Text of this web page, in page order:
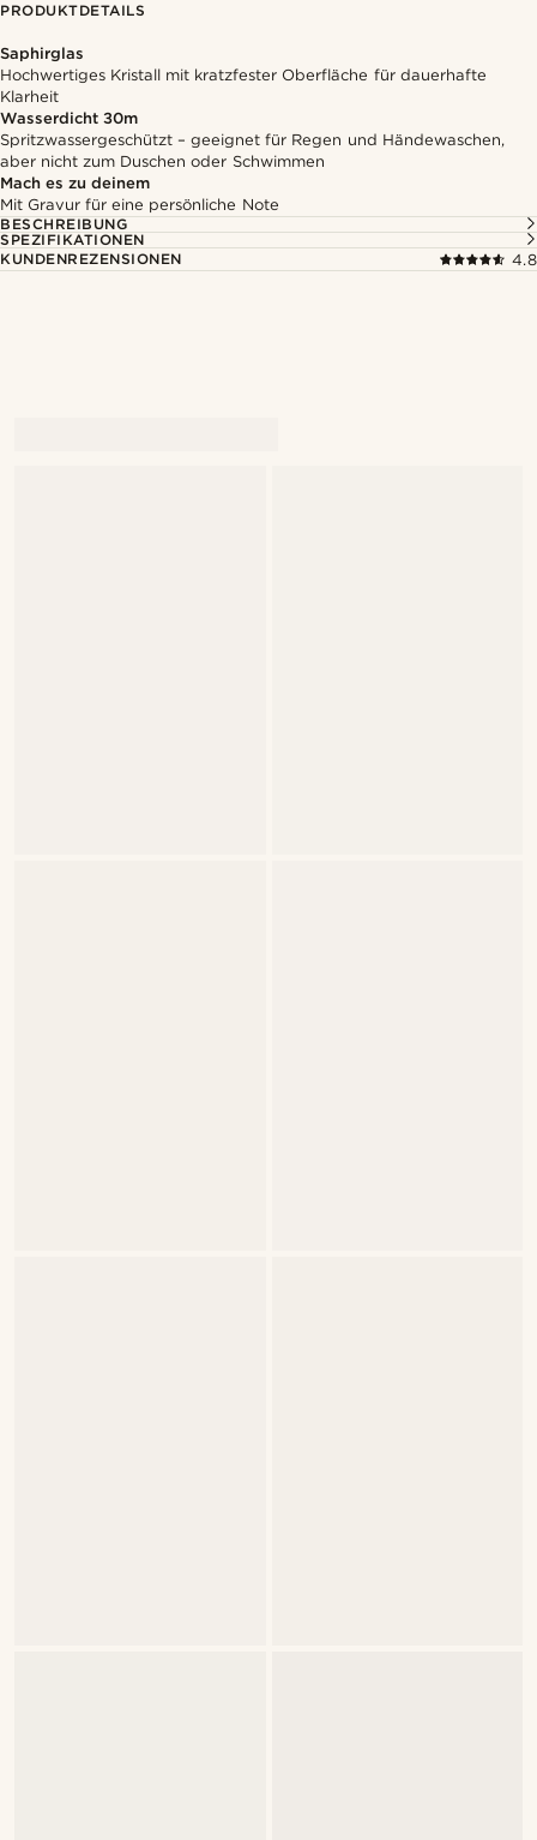
PRODUKTDETAILS
Saphirglas
Hochwertiges Kristall mit kratzfester Oberfläche für dauerhafte
Klarheit
Wasserdicht 30m
Spritzwassergeschützt – geeignet für Regen und Händewaschen,
aber nicht zum Duschen oder Schwimmen
Mach es zu deinem
Mit Gravur für eine persönliche Note
BESCHREIBUNG
SPEZIFIKATIONEN
KUNDENREZENSIONEN
4.8